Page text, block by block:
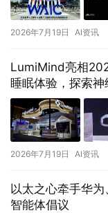
2026年7月19日 AI资讯
LumiMind亮相
睡眠体验，探索
2026年7月19日 AI资讯
以太之心牵手华
智能体倡议